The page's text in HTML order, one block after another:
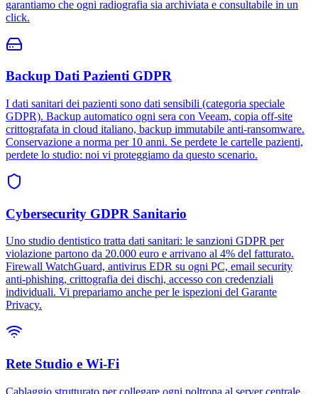
garantiamo che ogni radiografia sia archiviata e consultabile in un
click.
Backup Dati Pazienti GDPR
I dati sanitari dei pazienti sono dati sensibili (categoria speciale
GDPR). Backup automatico ogni sera con Veeam, copia off-site
crittografata in cloud italiano, backup immutabile anti-ransomware.
Conservazione a norma per 10 anni. Se perdete le cartelle pazienti,
perdete lo studio: noi vi proteggiamo da questo scenario.
Cybersecurity GDPR Sanitario
Uno studio dentistico tratta dati sanitari: le sanzioni GDPR per
violazione partono da 20.000 euro e arrivano al 4% del fatturato.
Firewall WatchGuard, antivirus EDR su ogni PC, email security
anti-phishing, crittografia dei dischi, accesso con credenziali
individuali. Vi prepariamo anche per le ispezioni del Garante
Privacy.
Rete Studio e Wi-Fi
Cablaggio strutturato per collegare ogni poltrona al server centrale,